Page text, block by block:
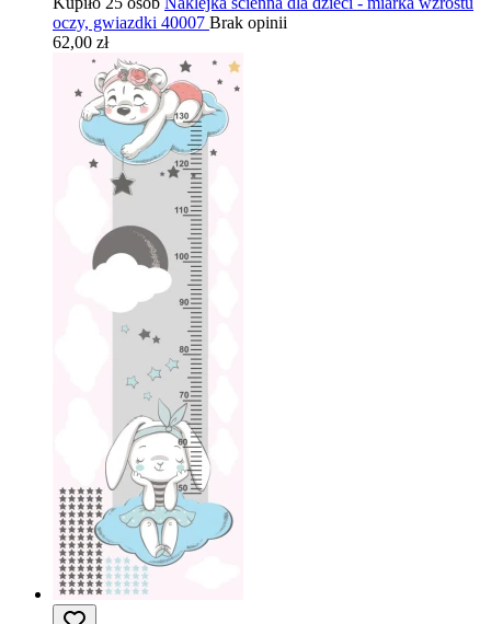
oczy, gwiazdki 40007 Brak opinii
62,00 zł